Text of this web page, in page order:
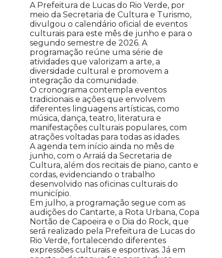
A Prefeitura de Lucas do Rio Verde, por
meio da Secretaria de Cultura e Turismo,
divulgou o calendário oficial de eventos
culturais para este mês de junho e para o
segundo semestre de 2026. A
programação reúne uma série de
atividades que valorizam a arte, a
diversidade cultural e promovem a
integração da comunidade.
O cronograma contempla eventos
tradicionais e ações que envolvem
diferentes linguagens artísticas, como
música, dança, teatro, literatura e
manifestações culturais populares, com
atrações voltadas para todas as idades.
A agenda tem início ainda no mês de
junho, com o Arraiá da Secretaria de
Cultura, além dos recitais de piano, canto e
cordas, evidenciando o trabalho
desenvolvido nas oficinas culturais do
município.
Em julho, a programação segue com as
audições do Cantarte, a Rota Urbana, Copa
Nortão de Capoeira e o Dia do Rock, que
será realizado pela Prefeitura de Lucas do
Rio Verde, fortalecendo diferentes
expressões culturais e esportivas. Já em